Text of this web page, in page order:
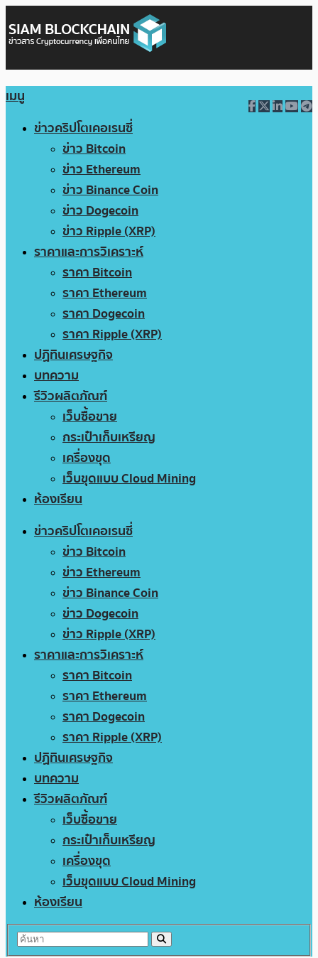
เมนู
ข่าวคริปโตเคอเรนซี่
ข่าว Bitcoin
ข่าว Ethereum
ข่าว Binance Coin
ข่าว Dogecoin
ข่าว Ripple (XRP)
ราคาและการวิเคราะห์
ราคา Bitcoin
ราคา Ethereum
ราคา Dogecoin
ราคา Ripple (XRP)
ปฏิทินเศรษฐกิจ
บทความ
รีวิวผลิตภัณฑ์
เว็บซื้อขาย
กระเป๋าเก็บเหรียญ
เครื่องขุด
เว็บขุดแบบ Cloud Mining
ห้องเรียน
ข่าวคริปโตเคอเรนซี่
ข่าว Bitcoin
ข่าว Ethereum
ข่าว Binance Coin
ข่าว Dogecoin
ข่าว Ripple (XRP)
ราคาและการวิเคราะห์
ราคา Bitcoin
ราคา Ethereum
ราคา Dogecoin
ราคา Ripple (XRP)
ปฏิทินเศรษฐกิจ
บทความ
รีวิวผลิตภัณฑ์
เว็บซื้อขาย
กระเป๋าเก็บเหรียญ
เครื่องขุด
เว็บขุดแบบ Cloud Mining
ห้องเรียน